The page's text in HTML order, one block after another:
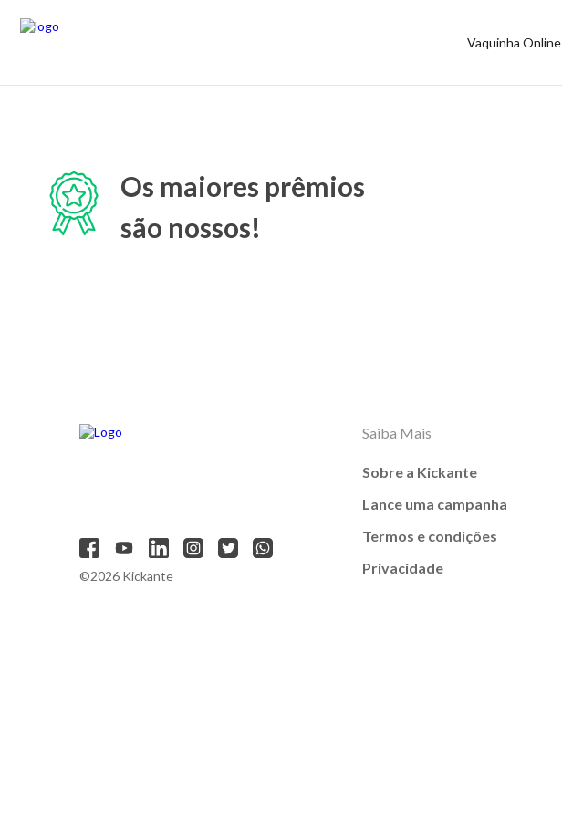
Vaquinha Online
Os maiores prêmios
são nossos!
©2026 Kickante
Saiba Mais
Sobre a Kickante
Lance uma campanha
Termos e condições
Privacidade